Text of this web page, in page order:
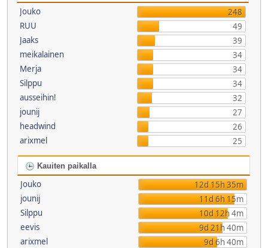
Jouko
248
RUU
49
Jaaks
39
meikalainen
34
Merja
34
Silppu
34
ausseihin!
32
jounij
27
headwind
26
arixmel
25
Kauiten paikalla
Jouko
12d 15h 35m
jounij
11d 6h 15m
Silppu
10d 12h 4m
eevis
9d 21h 40m
arixmel
9d 6h 40m